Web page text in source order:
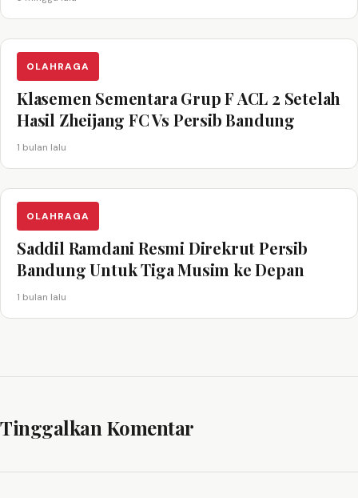
OLAHRAGA
Klasemen Sementara Grup F ACL 2 Setelah
Hasil Zheijang FC Vs Persib Bandung
1 bulan lalu
OLAHRAGA
Saddil Ramdani Resmi Direkrut Persib
Bandung Untuk Tiga Musim ke Depan
1 bulan lalu
Tinggalkan Komentar